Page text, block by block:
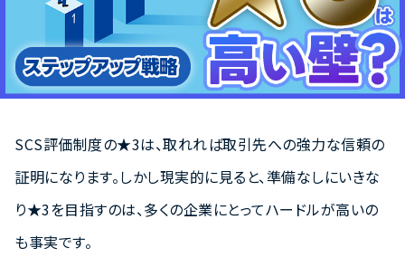
SCS評価制度の★3は、取れれば取引先への強力な信頼の
証明になります。しかし現実的に見ると、準備なしにいきな
り★3を目指すのは、多くの企業にとってハードルが高いの
も事実です。